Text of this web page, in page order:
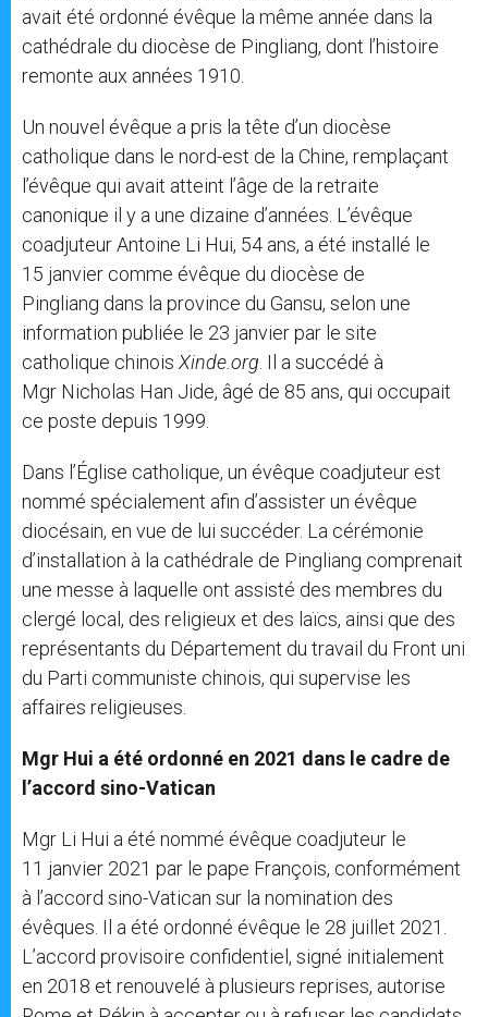
avait été ordonné évêque la même année dans la
cathédrale du diocèse de Pingliang, dont l’histoire
remonte aux années 1910.
Un nouvel évêque a pris la tête d’un diocèse
catholique dans le nord-est de la Chine, remplaçant
l’évêque qui avait atteint l’âge de la retraite
canonique il y a une dizaine d’années. L’évêque
coadjuteur Antoine Li Hui, 54 ans, a été installé le
15 janvier comme évêque du diocèse de
Pingliang dans la province du Gansu, selon une
information publiée le 23 janvier par le site
catholique chinois Xinde.org . Il a succédé à
Mgr Nicholas Han Jide, âgé de 85 ans, qui occupait
ce poste depuis 1999.
Dans l’Église catholique, un évêque coadjuteur est
nommé spécialement afin d’assister un évêque
diocésain, en vue de lui succéder. La cérémonie
d’installation à la cathédrale de Pingliang comprenait
une messe à laquelle ont assisté des membres du
clergé local, des religieux et des laïcs, ainsi que des
représentants du Département du travail du Front uni
du Parti communiste chinois, qui supervise les
affaires religieuses.
Mgr Hui a été ordonné en 2021 dans le cadre de
l’accord sino-Vatican
Mgr Li Hui a été nommé évêque coadjuteur le
11 janvier 2021 par le pape François, conformément
à l’accord sino-Vatican sur la nomination des
évêques. Il a été ordonné évêque le 28 juillet 2021.
L’accord provisoire confidentiel, signé initialement
en 2018 et renouvelé à plusieurs reprises, autorise